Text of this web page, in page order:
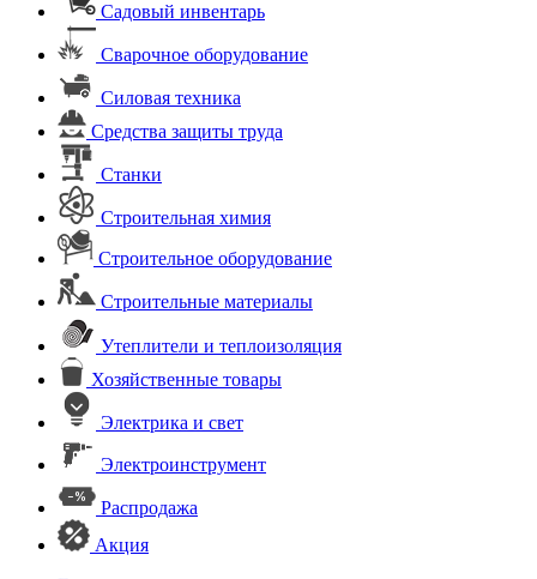
Садовый инвентарь
Сварочное оборудование
Силовая техника
Средства защиты труда
Станки
Строительная химия
Строительное оборудование
Строительные материалы
Утеплители и теплоизоляция
Хозяйственные товары
Электрика и свет
Электроинструмент
Распродажа
Акция